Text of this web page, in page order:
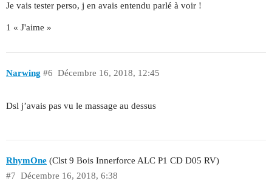
Je vais tester perso, j en avais entendu parlé à voir !
1 « J'aime »
Narwing Décembre 16, 2018, 12:45
#6
Dsl j’avais pas vu le massage au dessus
RhymOne (Clst 9 Bois Innerforce ALC P1 CD D05 RV)
Décembre 16, 2018, 6:38
#7